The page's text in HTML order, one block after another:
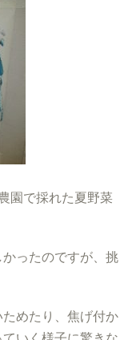
園で採れた夏野菜
ったのですが、挑
めたり、焦げ付か